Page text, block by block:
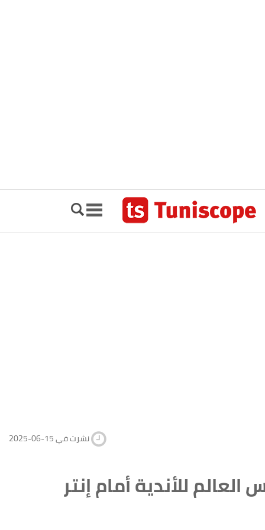
2025-06-15 نشرت في
للأندية أمام إنتر